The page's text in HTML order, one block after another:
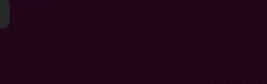
gastos